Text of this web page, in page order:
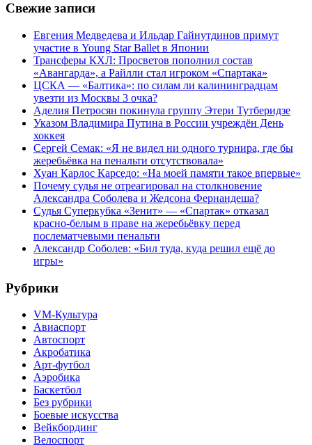
Свежие записи
Евгения Медведева и Ильдар Гайнутдинов примут
участие в Young Star Ballet в Японии
Трансферы КХЛ: Просветов пополнил состав
«Авангарда», а Райлли стал игроком «Спартака»
ЦСКА — «Балтика»: по силам ли калининградцам
увезти из Москвы 3 очка?
Аделия Петросян покинула группу Этери Тутберидзе
Указом Владимира Путина в России учреждён День
хоккея
Сергей Семак: «Я не видел ни одного турнира, где бы
жеребьёвка на пенальти отсутствовала»
Хуан Карлос Карседо: «На моей памяти такое впервые»
Почему судья не отреагировал на столкновение
Александра Соболева и Жедсона Фернандеша?
Судья Суперкубка «Зенит» — «Спартак» отказал
красно-белым в праве на жеребьёвку перед
послематчевыми пенальти
Александр Соболев: «Бил туда, куда решил ещё до
игры»
Рубрики
VM-Культура
Авиаспорт
Автоспорт
Акробатика
Арт-футбол
Аэробика
Баскетбол
Без рубрики
Боевые искусства
Вейкбординг
Велоспорт